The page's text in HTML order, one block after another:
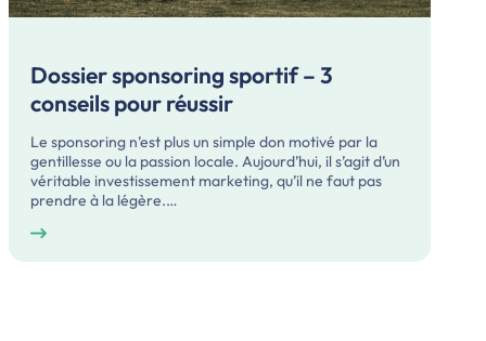
Dossier sponsoring sportif – 3
conseils pour réussir
Le sponsoring n’est plus un simple don motivé par la
gentillesse ou la passion locale. Aujourd’hui, il s’agit d’un
véritable investissement marketing, qu’il ne faut pas
prendre à la légère.…